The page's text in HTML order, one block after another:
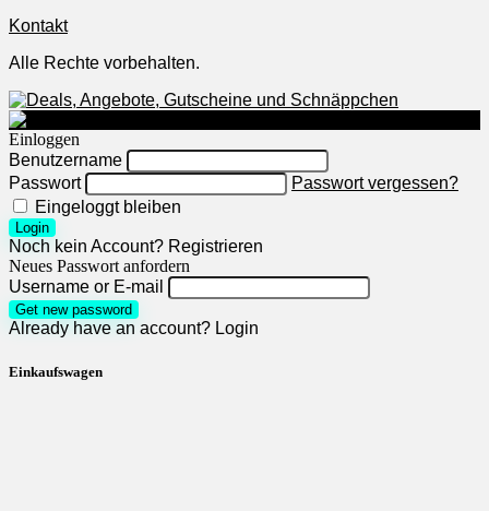
Kontakt
Alle Rechte vorbehalten.
Einloggen
Benutzername
Passwort
Passwort vergessen?
Eingeloggt bleiben
Login
Noch kein Account? Registrieren
Neues Passwort anfordern
Username or E-mail
Get new password
Already have an account? Login
Einkaufswagen